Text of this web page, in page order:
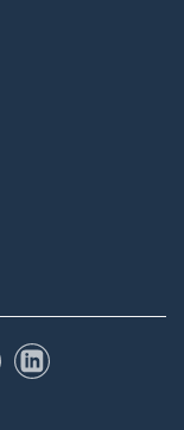
YouTubeLinkedIn